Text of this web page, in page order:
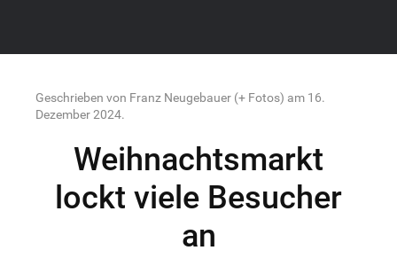
Geschrieben von Franz Neugebauer (+ Fotos) am 16.
Dezember 2024.
Weihnachtsmarkt
lockt viele Besucher
an